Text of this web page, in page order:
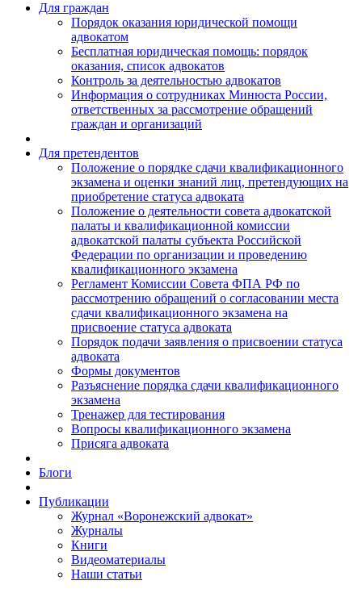
Для граждан
Порядок оказания юридической помощи
адвокатом
Бесплатная юридическая помощь: порядок
оказания, список адвокатов
Контроль за деятельностью адвокатов
Информация о сотрудниках Минюста России,
ответственных за рассмотрение обращений
граждан и организаций
Для претендентов
Положение о порядке сдачи квалификационного
экзамена и оценки знаний лиц, претендующих на
приобретение статуса адвоката
Положение о деятельности совета адвокатской
палаты и квалификационной комиссии
адвокатской палаты субъекта Российской
Федерации по организации и проведению
квалификационного экзамена
Регламент Комиссии Совета ФПА РФ по
рассмотрению обращений о согласовании места
сдачи квалификационного экзамена на
присвоение статуса адвоката
Порядок подачи заявления о присвоении статуса
адвоката
Формы документов
Разъяснение порядка сдачи квалификационного
экзамена
Тренажер для тестирования
Вопросы квалификационного экзамена
Присяга адвоката
Блоги
Публикации
Журнал «Воронежский адвокат»
Журналы
Книги
Видеоматериалы
Наши статьи